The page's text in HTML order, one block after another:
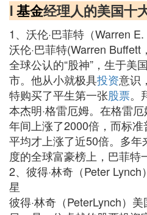
Ⅰ基金经理人的美国十
1、沃伦·巴菲特（Warren
沃伦·巴菲特(Warren
全球公认的“股神”，生于美
市。他从小就极具投资意识
特购买了平生第一张股票。
本杰明·格雷厄姆。在格雷
年间上涨了2000倍，而标
平均才上涨了近50倍。多
度的全球富豪榜上，巴菲特
2、彼得·林奇（Peter
星
彼得·林奇（PeterLynch）